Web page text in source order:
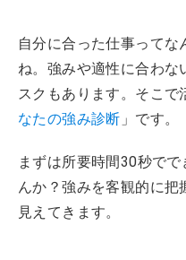
自分に合った仕事ってな
ね。強みや適性に合わな
スクもあります。そこで
なたの強み診断 」です。
まずは所要時間30秒で
んか？強みを客観的に把
見えてきます。